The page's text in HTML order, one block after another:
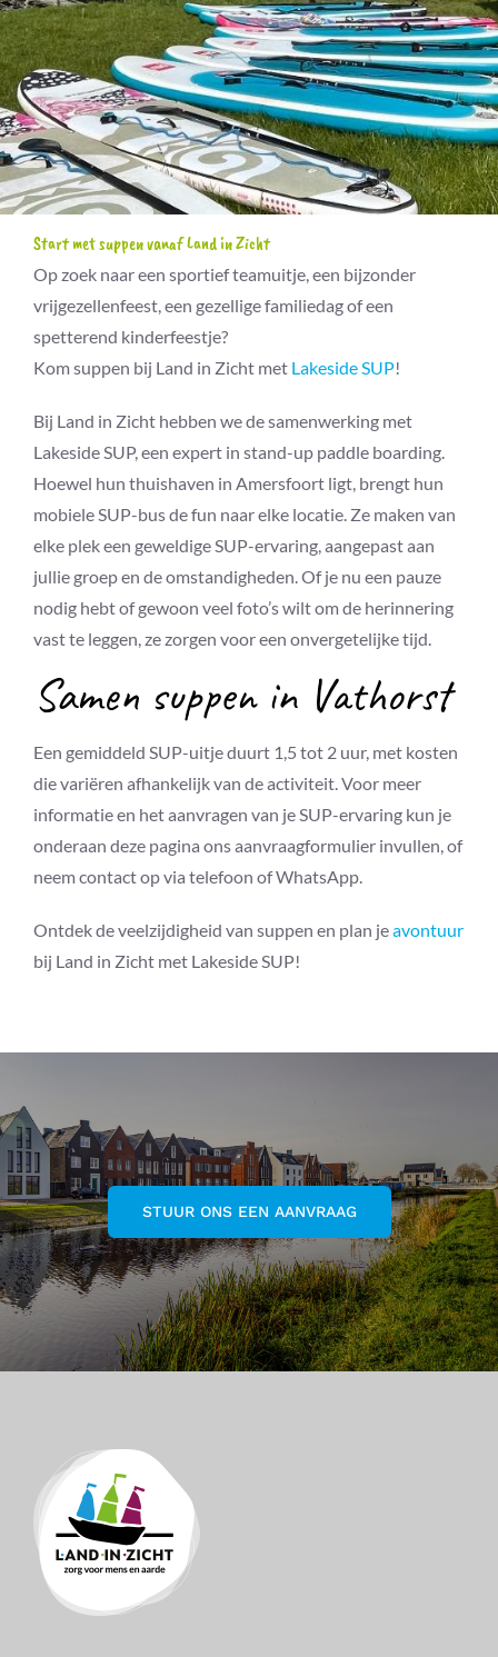
Start met suppen vanaf Land in Zicht
Op zoek naar een sportief teamuitje, een bijzonder
vrijgezellenfeest, een gezellige familiedag of een
spetterend kinderfeestje?
Kom suppen bij Land in Zicht metLakeside SUP!
Bij Land in Zicht hebben we de samenwerking met
Lakeside SUP, een expert in stand-up paddle boarding.
Hoewel hun thuishaven in Amersfoort ligt, brengt hun
mobiele SUP-bus de fun naar elke locatie. Ze maken van
elke plek een geweldige SUP-ervaring, aangepast aan
jullie groep en de omstandigheden. Of je nu een pauze
nodig hebt of gewoon veel foto’s wilt om de herinnering
vast te leggen, ze zorgen voor een onvergetelijke tijd.
Samen suppen in Vathorst
Een gemiddeld SUP-uitje duurt 1,5 tot 2 uur, met kosten
die variëren afhankelijk van de activiteit. Voor meer
informatie en het aanvragen van je SUP-ervaring kun je
onderaan deze pagina ons aanvraagformulier invullen, of
neem contact op via telefoon of WhatsApp.
Ontdek de veelzijdigheid van suppen en plan jeavontuur
bij Land in Zicht met Lakeside SUP!
STUUR ONS EEN AANVRAAG